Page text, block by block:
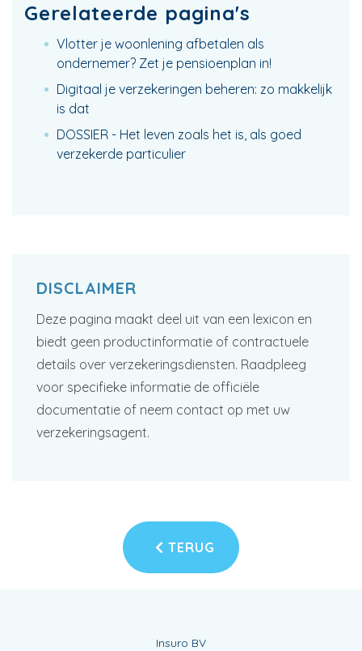
Gerelateerde pagina's
Vlotter je woonlening afbetalen als
ondernemer? Zet je pensioenplan in!
Digitaal je verzekeringen beheren: zo makkelijk
is dat
DOSSIER - Het leven zoals het is, als goed
verzekerde particulier
DISCLAIMER
Deze pagina maakt deel uit van een lexicon en
biedt geen productinformatie of contractuele
details over verzekeringsdiensten. Raadpleeg
voor specifieke informatie de officiële
documentatie of neem contact op met uw
verzekeringsagent.
TERUG
Insuro BV